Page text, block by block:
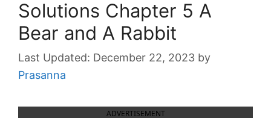
Solutions Chapter 5 A
Bear and A Rabbit
December 22, 2023 by
Prasanna
ADVERTISEMENT